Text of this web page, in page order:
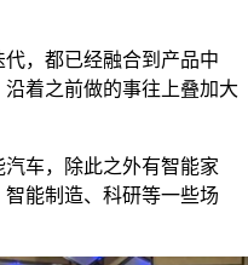
，都已经融合到产品中
着之前做的事往上叠加大
车，除此之外有智能家
能制造、科研等一些场